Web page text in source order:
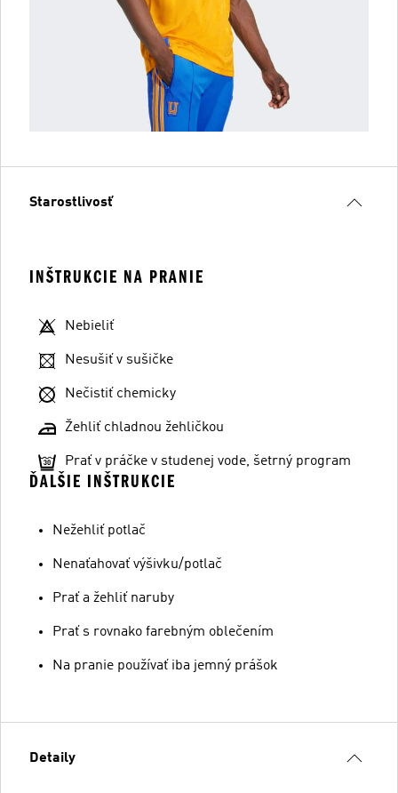
Starostlivosť
INŠTRUKCIE NA PRANIE
Nebieliť
Nesušiť v sušičke
Nečistiť chemicky
Žehliť chladnou žehličkou
Prať v práčke v studenej vode, šetrný program
ĎALŠIE INŠTRUKCIE
Nežehliť potlač
Nenaťahovať výšivku/potlač
Prať a žehliť naruby
Prať s rovnako farebným oblečením
Na pranie používať iba jemný prášok
Detaily